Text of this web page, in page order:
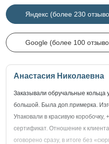
Яндекс (более 230
Google (более 100
Анастасия Николаевна
Заказывали обручальные кольца
большой. Была доп.примерка.
Упаковали в красивую
сертификат. Отношение к
оговорено сразу, в итоге без